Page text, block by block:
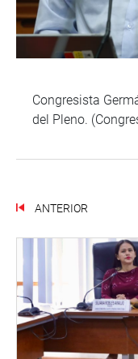
Congresista
del Pleno.
ANTERIOR